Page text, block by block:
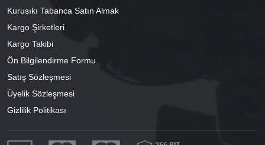
Kurusıkı Tabanca Satın Almak
Kargo Şirketleri
Kargo Takibi
Ön Bilgilendirme Formu
Satış Sözleşmesi
Üyelik Sözleşmesi
Gizlilik Politikası